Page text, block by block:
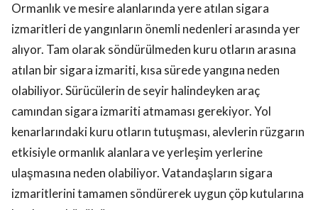
Ormanlık ve mesire alanlarında yere atılan sigara
izmaritleri de yangınların önemli nedenleri arasında yer
alıyor. Tam olarak söndürülmeden kuru otların arasına
atılan bir sigara izmariti, kısa sürede yangına neden
olabiliyor. Sürücülerin de seyir halindeyken araç
camından sigara izmariti atmaması gerekiyor. Yol
kenarlarındaki kuru otların tutuşması, alevlerin rüzgarın
etkisiyle ormanlık alanlara ve yerleşim yerlerine
ulaşmasına neden olabiliyor. Vatandaşların sigara
izmaritlerini tamamen söndürerek uygun çöp kutularına